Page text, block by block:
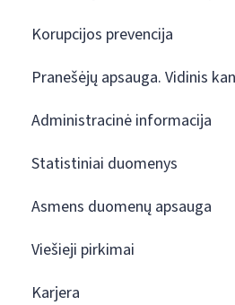
Korupcijos prevencija
Pranešėjų apsauga. Vidinis
Administracinė informacija
Statistiniai duomenys
Asmens duomenų apsauga
Viešieji pirkimai
Karjera